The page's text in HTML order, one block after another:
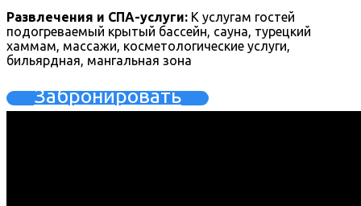
Развлечения и СПА-услуги: К услугам гостей
подогреваемый крытый бассейн, сауна, турецкий
хаммам, массажи, косметологические услуги,
бильярдная, мангальная зона
Забронировать